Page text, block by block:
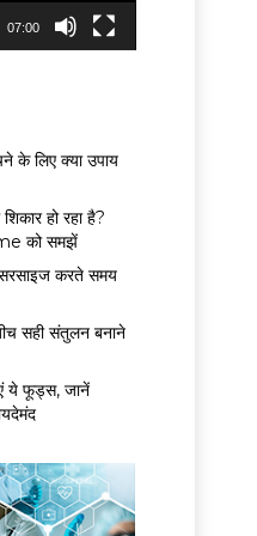
07:00
के लिए क्या उपाय
हो रहा है?
को समझें
करते समय
सही संतुलन बनाने
ये फूड्स, जानें